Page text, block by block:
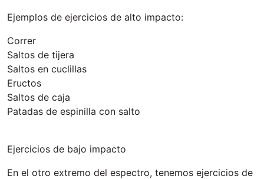
Ejemplos de ejercicios de alto impacto:
Correr
Saltos de tijera
Saltos en cuclillas
Eructos
Saltos de caja
Patadas de espinilla con salto
Ejercicios de bajo impacto
En el otro extremo del espectro, tenemos ejercicios de